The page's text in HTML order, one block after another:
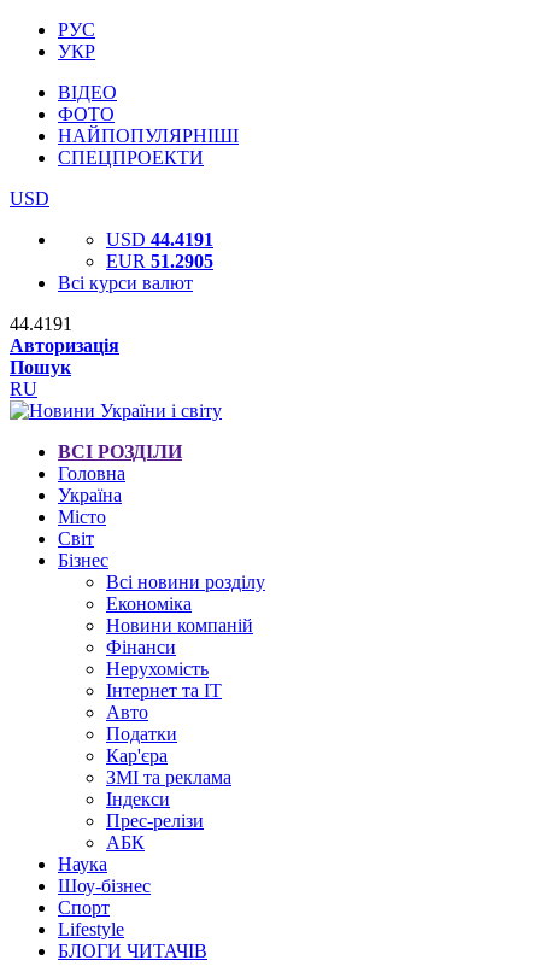
РУС
УКР
ВІДЕО
ФОТО
НАЙПОПУЛЯРНІШІ
СПЕЦПРОЕКТИ
USD
USD 44.4191
EUR 51.2905
Всі курси валют
44.4191
Авторизація
Пошук
RU
ВСІ РОЗДІЛИ
Головна
Україна
Місто
Світ
Бізнес
Всі новини розділу
Економіка
Новини компаній
Фінанси
Нерухомість
Інтернет та IT
Авто
Податки
Кар'єра
ЗМІ та реклама
Індекси
Прес-релізи
АБК
Наука
Шоу-бізнес
Спорт
Lifestyle
БЛОГИ ЧИТАЧІВ